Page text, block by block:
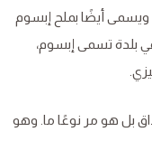
ويسمى أيضًا بملح إبسوم
في بلدة تسمى إبسوم،
بل هو مر نوعًا ما. وهو